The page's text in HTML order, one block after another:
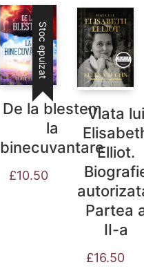
Stoc epuizat
De la blestem
la
binecuvantare
£10.50
Viata lui
Elliot.
Partea
II-a
£16.50